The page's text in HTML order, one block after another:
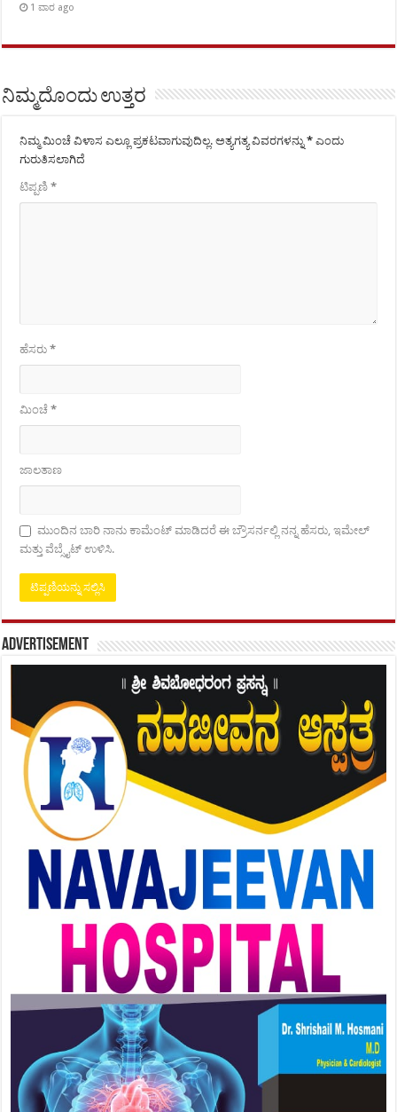
1 ವಾರ ago
ನಿಮ್ಮದೊಂದು ಉತ್ತರ
ನಿಮ್ಮ ಮಿಂಚೆ ವಿಳಾಸ ಎಲ್ಲೂ ಪ್ರಕಟವಾಗುವುದಿಲ್ಲ. ಅತ್ಯಗತ್ಯ ವಿವರಗಳನ್ನು* ಎಂದು
ಗುರುತಿಸಲಾಗಿದೆ
ಟಿಪ್ಪಣಿ*
ಹೆಸರು*
ಮಿಂಚೆ*
ಜಾಲತಾಣ
ಮುಂದಿನ ಬಾರಿ ನಾನು ಕಾಮೆಂಟ್ ಮಾಡಿದರೆ ಈ ಬ್ರೌಸರ್ನಲ್ಲಿ ನನ್ನ ಹೆಸರು, ಇಮೇಲ್
ಮತ್ತು ವೆಬ್ಸೈಟ್ ಉಳಿಸಿ.
Advertisement